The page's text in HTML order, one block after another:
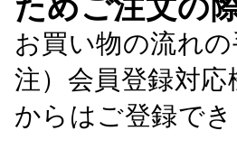
お買い物の流れ
注）会員登録対
からはご登録でき